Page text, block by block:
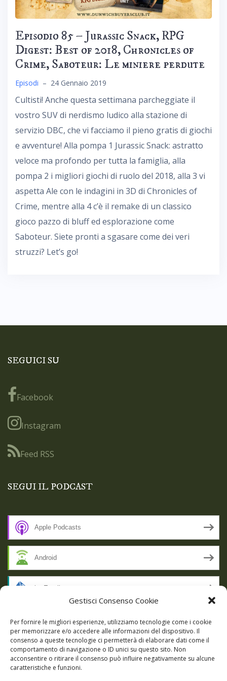
Gestisci Consenso Cookie
Per fornire le migliori esperienze, utilizziamo tecnologie come i cookie
per memorizzare e/o accedere alle informazioni del dispositivo. Il
consenso a queste tecnologie ci permetterà di elaborare dati come il
comportamento di navigazione o ID unici su questo sito. Non
acconsentire o ritirare il consenso può influire negativamente su alcune
caratteristiche e funzioni.
Episodio 85 – Jurassic Snack, RPG
Digest: Best of 2018, Chronicles of
Crime, Saboteur: Le miniere perdute
Episodi – 24 Gennaio 2019
Cultisti! Anche questa settimana parcheggiate il
vostro SUV di nerdismo ludico alla stazione di
servizio DBC, che vi facciamo il pieno gratis di giochi
e avventure! Alla pompa 1 Jurassic Snack: astratto
veloce ma profondo per tutta la famiglia, alla
pompa 2 i migliori giochi di ruolo del 2018, alla 3 vi
aspetta Ale con le indagini in 3D di Chronicles of
Crime, mentre alla 4 c’è il remake di un classico
gioco pazzo di bluff ed esplorazione come
Saboteur. Siete pronti a sgasare come dei veri
struzzi? Let’s go!
SEGUICI SU
Facebook
Instagram
Feed RSS
SEGUI IL PODCAST
Apple Podcasts
Android
by Email
RSS
SSL SECURE